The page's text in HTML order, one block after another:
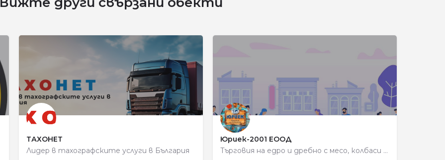
ТАХОНЕТ
Лидер в тахографските услуги в България
Юриек-2001 ЕООД
Търговия на едро и дребно с месо, колбаси и млечни продукти